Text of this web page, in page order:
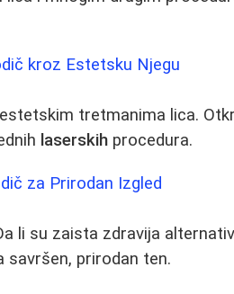
kroz Estetsku Njegu
tretmanima lica.
laserskih procedura.
za Prirodan Izgled
li su zaista zdravija
savršen, prirodan ten.